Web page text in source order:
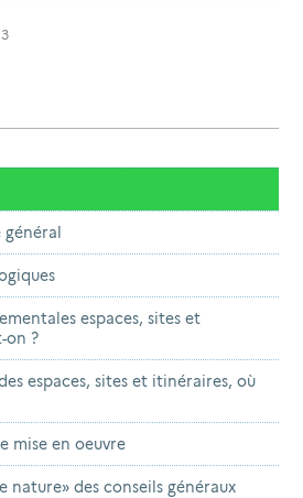
espaces, sites et
on ?
espaces, sites et itinéraires, où
mise en oeuvre
nature» des conseils généraux